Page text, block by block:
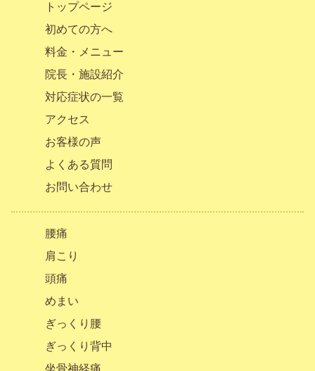
トップページ
初めての方へ
料金・メニュー
院長・施設紹介
対応症状の一覧
アクセス
お客様の声
よくある質問
お問い合わせ
腰痛
肩こり
頭痛
めまい
ぎっくり腰
ぎっくり背中